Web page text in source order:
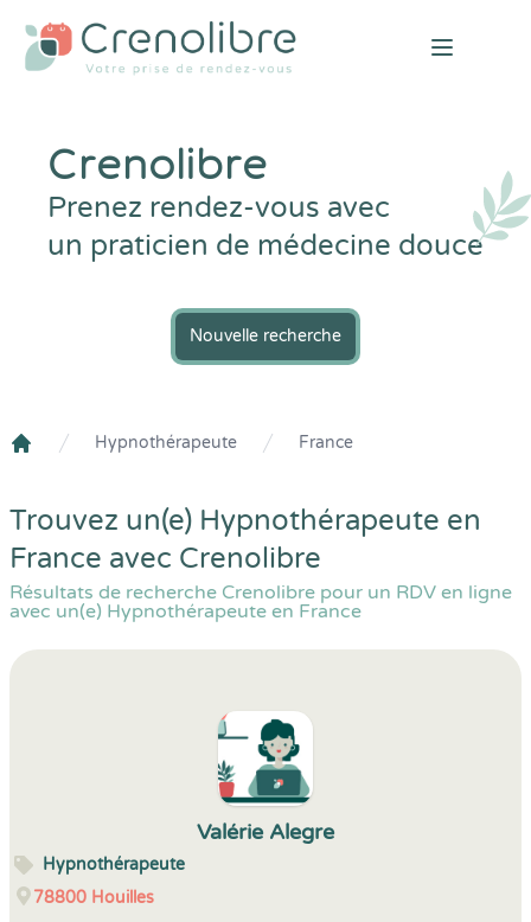
Open
Crenolibre
Prenez rendez-vous avec
un praticien de médecine douce
Nouvelle recherche
Hypnothérapeute France
Trouvez un(e) Hypnothérapeute en
France avec Crenolibre
Résultats de recherche Crenolibre pour un RDV en ligne
avec un(e) Hypnothérapeute en France
Valérie Alegre
Hypnothérapeute
78800 Houilles